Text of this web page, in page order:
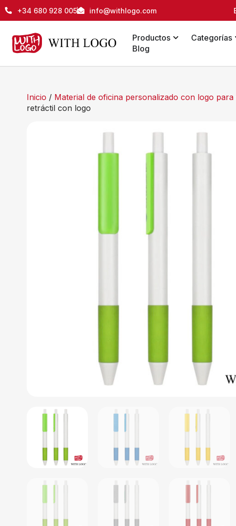
+34 680 928 005 info@withlogo.com
Productos Categorías
Blog
Inicio / Material de oficina personalizado con logo para
retráctil con logo